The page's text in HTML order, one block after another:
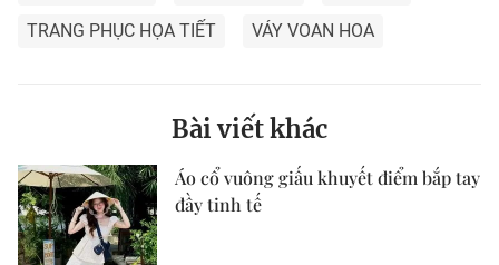
TRANG PHỤC HỌA TIẾT
VÁY VOAN HOA
Bài viết khác
Áo cổ vuông giấu khuyết điểm bắp tay
đầy tinh tế